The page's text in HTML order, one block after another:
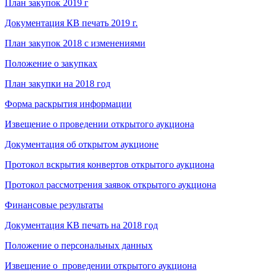
План закупок 2019 г
Документация КВ печать 2019 г.
План закупок 2018 с изменениями
Положение о закупках
План закупки на 2018 год
Форма раскрытия информации
Извещение о проведении открытого аукциона
Документация об открытом аукционе
Протокол вскрытия конвертов открытого аукциона
Протокол рассмотрения заявок открытого аукциона
Финансовые результаты
Документация КВ печать на 2018 год
Положение о персональных данных
Извещение о проведении открытого аукциона